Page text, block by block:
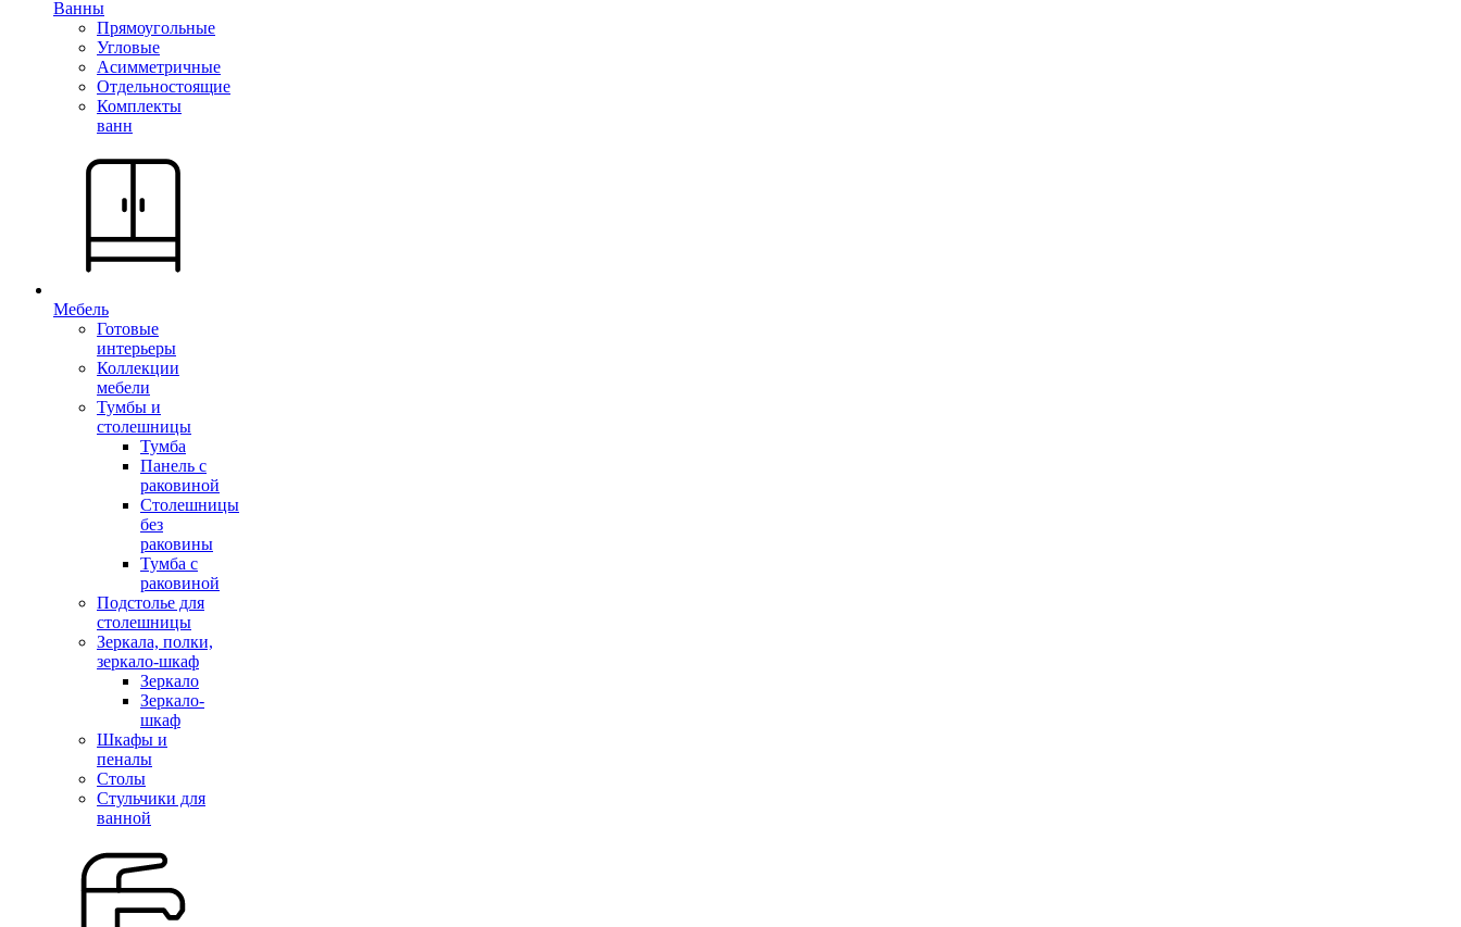
Ванны
Прямоугольные
Угловые
Асимметричные
Отдельностоящие
Комплекты
ванн
Мебель
Готовые
интерьеры
Коллекции
мебели
Тумбы и
столешницы
Тумба
Панель с
раковиной
Столешницы
без
раковины
Тумба с
раковиной
Подстолье для
столешницы
Зеркала, полки,
зеркало-шкаф
Зеркало
Зеркало-
шкаф
Шкафы и
пеналы
Столы
Стульчики для
ванной